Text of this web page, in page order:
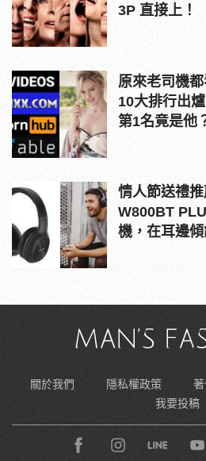
3P 直接上！
原來老司機
10大排行出
第1名竟是他
情人節送禮
W800BT
機，在耳邊
關於我們 隱私權政策
我要投稿